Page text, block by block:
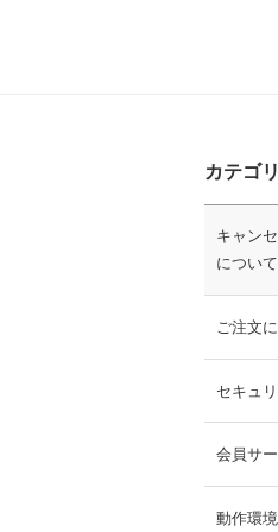
カテゴ
キャン
について
ご注文
セキュ
会員サ
動作環